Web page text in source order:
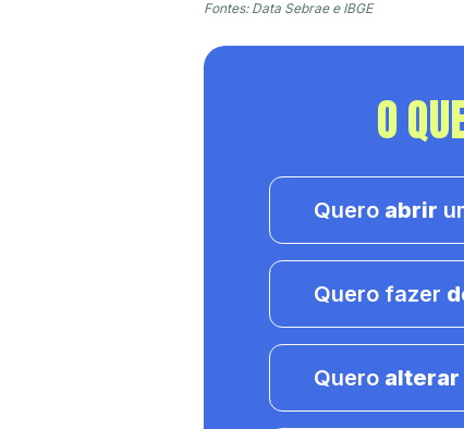
Fontes: Data Sebrae e IBGE
O
Quero abrir
Quero fazer
Quero alterar